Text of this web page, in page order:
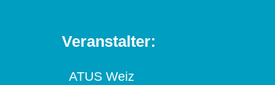
Veranstalter:
ATUS Weiz